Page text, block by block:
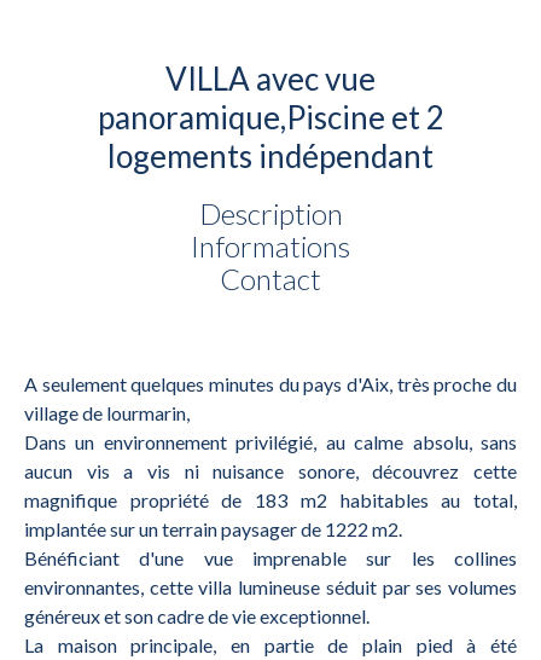
VILLA avec vue
panoramique,Piscine et 2
logements indépendant
Description
Informations
Contact
A seulement quelques minutes du pays d'Aix, très proche du
village de lourmarin,
Dans un environnement privilégié, au calme absolu, sans
aucun vis a vis ni nuisance sonore, découvrez cette
magnifique propriété de 183 m2 habitables au total,
implantée sur un terrain paysager de 1222 m2.
Bénéficiant d'une vue imprenable sur les collines
environnantes, cette villa lumineuse séduit par ses volumes
généreux et son cadre de vie exceptionnel.
La maison principale, en partie de plain pied à été